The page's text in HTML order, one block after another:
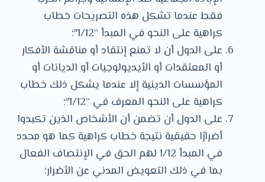
فقط عندما تشكل هذه التصريحات خطاب
كراهية على النحو في المبدأ “1/12″؛
على الدول أن لا تمنع إنتقاد أو مناقشة الأفكار
أو المعتقدات أو الأيديولوجيات أو الديانات أو
المؤسسات الدينية إلا عندما يشكل ذلك خطاب
كراهية على النحو المعرف في “1/12″؛
على الدول أن تضمن أن الأشخاص الذين تكبدوا
أضرارًا حقيقية نتيجة خطاب كراهية كما هو محدد
في المبدأ 1/12 لهم الحق في الإنتصاف الفعال
بما في ذلك التعويض المدني عن الأضرار؛